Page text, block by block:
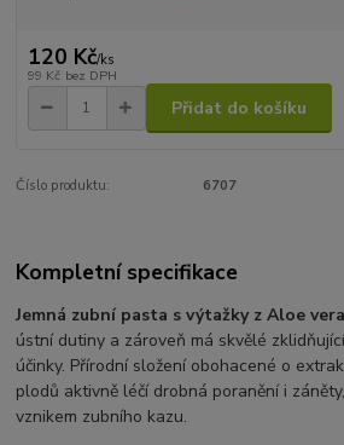
120 Kč/ks
99 Kč bez DPH
Přidat do košíku
Číslo produktu: 6707
Kompletní specifikace
Jemná zubní pasta s výtažky z Aloe vera
ústní dutiny a zároveň má skvělé
účinky. Přírodní složení obohacené o
plodů aktivně léčí drobná poranění i
vznikem zubního kazu.